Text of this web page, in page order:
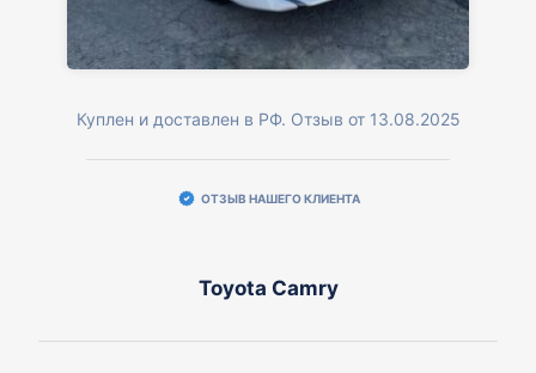
Куплен и доставлен в РФ. Отзыв от 13.08.2025
ОТЗЫВ НАШЕГО КЛИЕНТА
Toyota Camry